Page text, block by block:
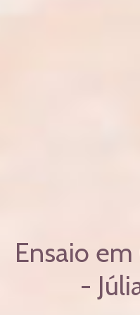
Ensaio
-